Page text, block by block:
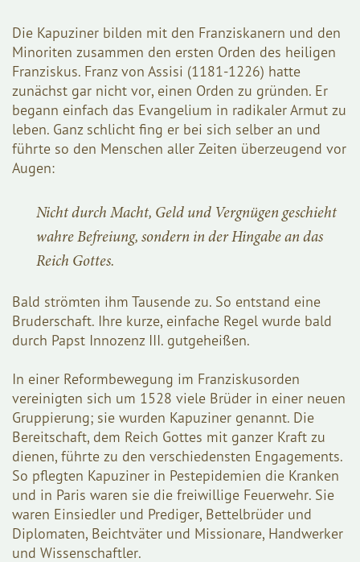
Die Kapuziner bilden mit den Franziskanern und den
Minoriten zusammen den ersten Orden des heiligen
Franziskus. Franz von Assisi (1181-1226) hatte
zunächst gar nicht vor, einen Orden zu gründen. Er
begann einfach das Evangelium in radikaler Armut zu
leben. Ganz schlicht fing er bei sich selber an und
führte so den Menschen aller Zeiten überzeugend vor
Augen:
Nicht durch Macht, Geld und Vergnügen geschieht
wahre Befreiung, sondern in der Hingabe an das
Reich Gottes.
Bald strömten ihm Tausende zu. So entstand eine
Bruderschaft. Ihre kurze, einfache Regel wurde bald
durch Papst Innozenz III. gutgeheißen.
In einer Reformbewegung im Franziskusorden
vereinigten sich um 1528 viele Brüder in einer neuen
Gruppierung; sie wurden Kapuziner genannt. Die
Bereitschaft, dem Reich Gottes mit ganzer Kraft zu
dienen, führte zu den verschiedensten Engagements.
So pflegten Kapuziner in Pestepidemien die Kranken
und in Paris waren sie die freiwillige Feuerwehr. Sie
waren Einsiedler und Prediger, Bettelbrüder und
Diplomaten, Beichtväter und Missionare, Handwerker
und Wissenschaftler.